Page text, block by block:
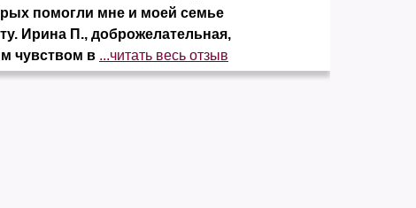
помогли мне и моей семье
Ирина П., доброжелательная,
чувством в ...читать весь отзыв